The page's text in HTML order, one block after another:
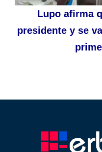
Lupo afirma
presidente y se